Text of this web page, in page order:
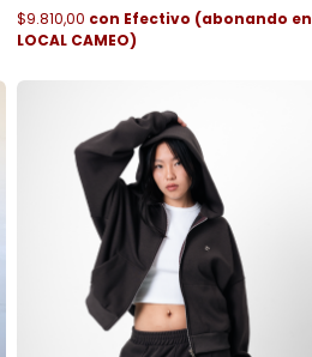
$9.810,00 con Efectivo (abonando en
LOCAL CAMEO)